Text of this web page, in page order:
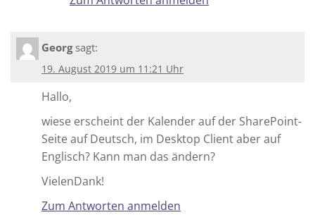
Georg sagt:
19. August 2019 um 11:21 Uhr
Hallo,
wiese erscheint der Kalender auf der SharePoint-
Seite auf Deutsch, im Desktop Client aber auf
Englisch? Kann man das ändern?
VielenDank!
Zum Antworten anmelden